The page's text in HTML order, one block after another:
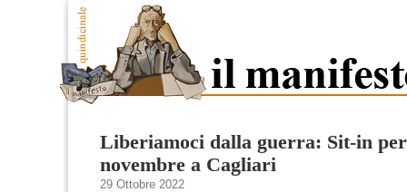
Liberiamoci dalla guerra: Sit-in
novembre a Cagliari
29 Ottobre 2022